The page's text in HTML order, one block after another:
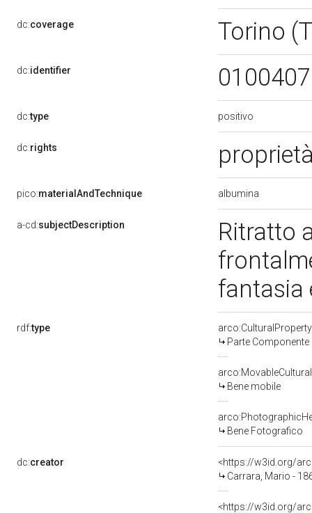
dc:coverage Torino
dc:identifier
dc:type positivo
dc:rights
pico:materialAndTechnique albumina
a-cd:subjectDescription
Ritratto
fantasia
rdf:type
Parte Componente
Bene mobile
Bene Fotografico
dc:creator
<https://w3id.org/
Carrara, Mario -
<https://w3id.org/